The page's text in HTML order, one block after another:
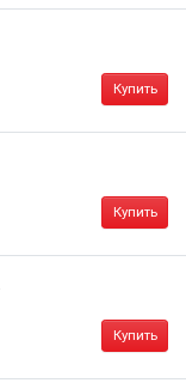
Купить
Купить
Купить